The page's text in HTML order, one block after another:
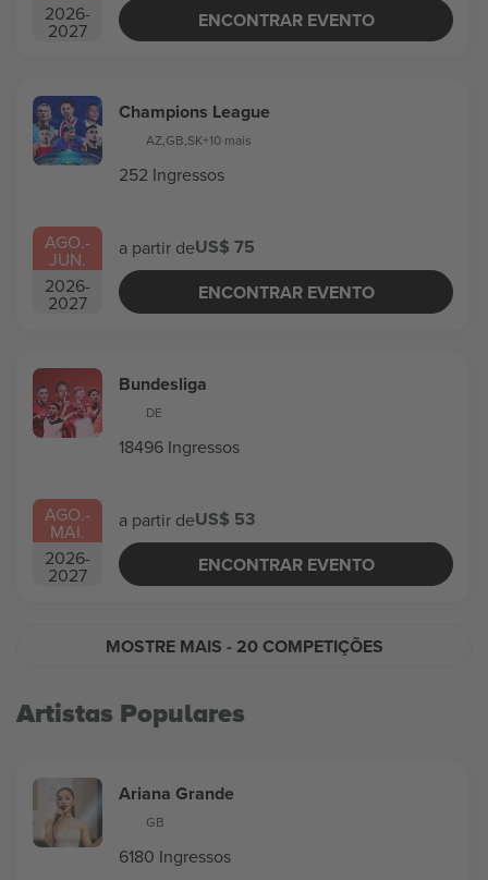
2026-
2027
ENCONTRAR EVENTO
AGO.-
JUN.
2026-
2027
Champions League
AZ,GB,SK+10 mais
252 Ingressos
a partir deUS$ 75
ENCONTRAR EVENTO
AGO.-
MAI.
2026-
2027
Bundesliga
DE
18496 Ingressos
a partir deUS$ 53
ENCONTRAR EVENTO
MOSTRE MAIS - 20 COMPETIÇÕES
Artistas Populares
Ariana Grande
GB
6180 Ingressos